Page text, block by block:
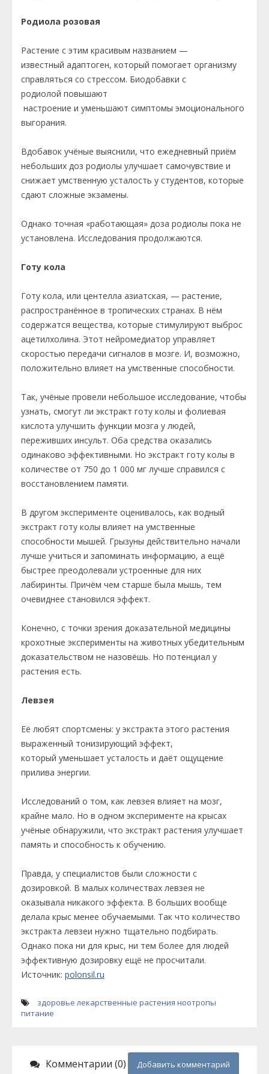
Родиола розовая
Растение с этим красивым названием —
известный адаптоген, который помогает организму
справляться со стрессом. Биодобавки с
родиолой повышают
настроение и уменьшают симптомы эмоционального
выгорания.
Вдобавок учёные выяснили, что ежедневный приём
небольших доз родиолы улучшает самочувствие и
снижает умственную усталость у студентов, которые
сдают сложные экзамены.
Однако точная «работающая» доза родиолы пока не
установлена. Исследования продолжаются.
Готу кола
Готу кола, или центелла азиатская, — растение,
распространённое в тропических странах. В нём
содержатся вещества, которые стимулируют выброс
ацетилхолина. Этот нейромедиатор управляет
скоростью передачи сигналов в мозге. И, возможно,
положительно влияет на умственные способности.
Так, учёные провели небольшое исследование, чтобы
узнать, смогут ли экстракт готу колы и фолиевая
кислота улучшить функции мозга у людей,
переживших инсульт. Оба средства оказались
одинаково эффективными. Но экстракт готу колы в
количестве от 750 до 1 000 мг лучше справился с
восстановлением памяти.
В другом эксперименте оценивалось, как водный
экстракт готу колы влияет на умственные
способности мышей. Грызуны действительно начали
лучше учиться и запоминать информацию, а ещё
быстрее преодолевали устроенные для них
лабиринты. Причём чем старше была мышь, тем
очевиднее становился эффект.
Конечно, с точки зрения доказательной медицины
крохотные эксперименты на животных убедительным
доказательством не назовёшь. Но потенциал у
растения есть.
Левзея
Её любят спортсмены: у экстракта этого растения
выраженный тонизирующий эффект,
который уменьшает усталость и даёт ощущение
прилива энергии.
Исследований о том, как левзея влияет на мозг,
крайне мало. Но в одном эксперименте на крысах
учёные обнаружили, что экстракт растения улучшает
память и способность к обучению.
Правда, у специалистов были сложности с
дозировкой. В малых количествах левзея не
оказывала никакого эффекта. В больших вообще
делала крыс менее обучаемыми. Так что количество
экстракта левзеи нужно тщательно подбирать.
Однако пока ни для крыс, ни тем более для людей
эффективную дозировку ещё не просчитали.
Источник: polonsil.ru
здоровье лекарственные растения ноотропы
питание
Комментарии (0) Добавить комментарий